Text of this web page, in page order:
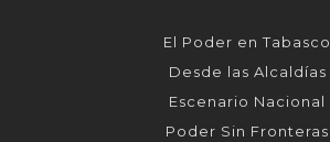
El Poder en Tabasco
Desde las Alcaldías
Escenario Nacional
Poder Sin Fronteras